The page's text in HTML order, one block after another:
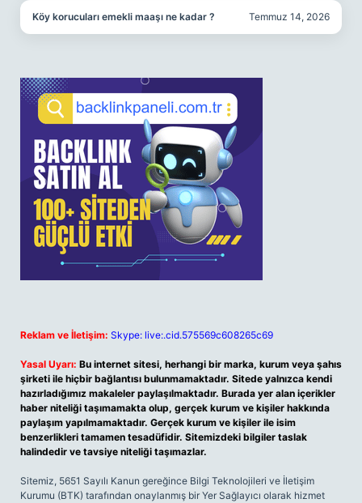
Köy korucuları emekli maaşı ne kadar ? Temmuz 14, 2026
Reklam ve İletişim: Skype: live:.cid.575569c608265c69
Yasal Uyarı: Bu internet sitesi, herhangi bir marka, kurum veya şahıs
şirketi ile hiçbir bağlantısı bulunmamaktadır. Sitede yalnızca kendi
hazırladığımız makaleler paylaşılmaktadır. Burada yer alan içerikler
haber niteliği taşımamakta olup, gerçek kurum ve kişiler hakkında
paylaşım yapılmamaktadır. Gerçek kurum ve kişiler ile isim
benzerlikleri tamamen tesadüfidir. Sitemizdeki bilgiler taslak
halindedir ve tavsiye niteliği taşımazlar.
Sitemiz, 5651 Sayılı Kanun gereğince Bilgi Teknolojileri ve İletişim
Kurumu (BTK) tarafından onaylanmış bir Yer Sağlayıcı olarak hizmet